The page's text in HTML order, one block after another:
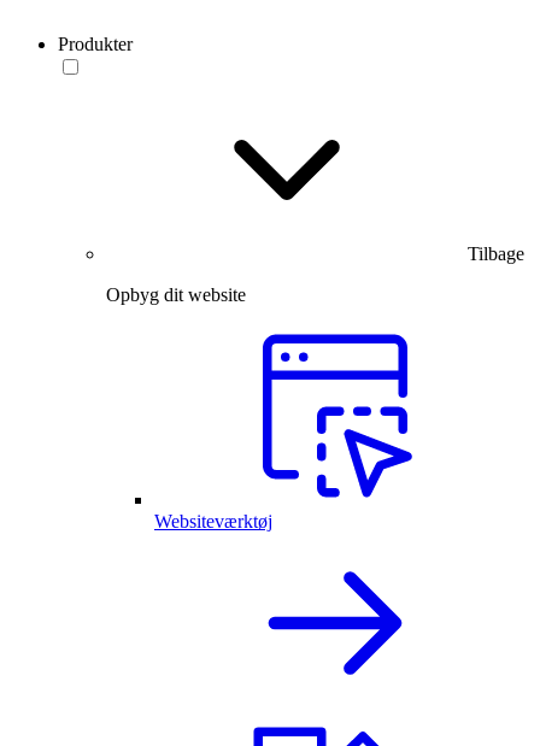
Produkter
Tilbage
Opbyg dit website
Websiteværktøj